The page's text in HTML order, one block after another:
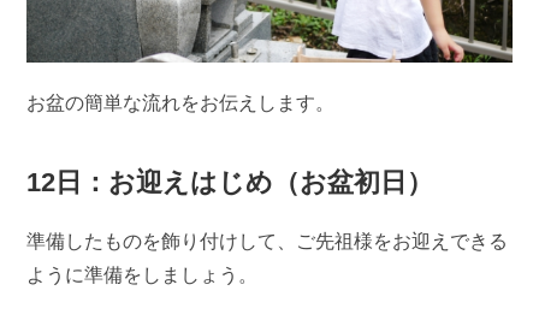
お盆の簡単な流れをお伝えします。
12日：お迎えはじめ（お盆初日）
準備したものを飾り付けして、ご先祖様をお迎えできる
ように準備をしましょう。